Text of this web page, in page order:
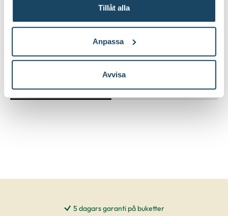
Tillåt alla
Anpassa
Avvisa
Foderskopa
29
Online
I lager
till Foderskopa produktsida
Fågelmatare till
59
Online
5 dagars garanti på buketter